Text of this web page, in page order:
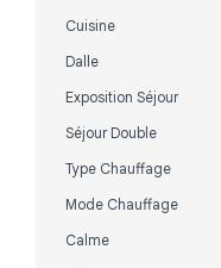
Cuisine
Dalle
Exposition Séjour
Séjour Double
Type Chauffage
Mode Chauffage
Calme